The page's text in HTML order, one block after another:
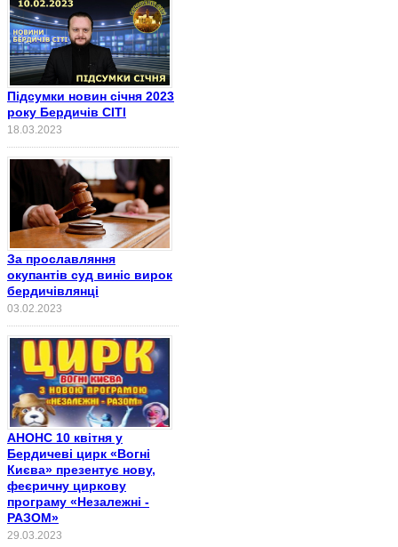
Підсумки новин січня 2023
року Бердичів СІТІ
18.03.2023
За прославляння
окупантів суд виніс вирок
бердичівлянці
03.02.2023
АНОНС 10 квітня у
Бердичеві цирк «Вогні
Києва» презентує нову,
феєричну циркову
програму «Незалежні -
РАЗОМ»
29.03.2023